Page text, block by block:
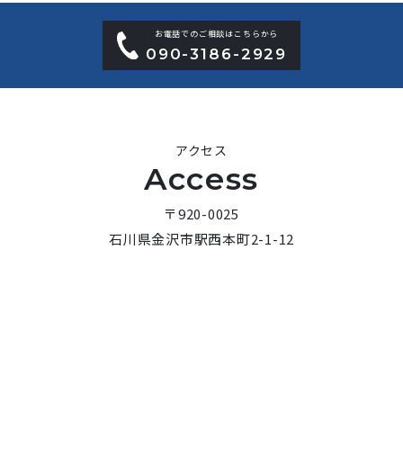
お電話でのご相談はこちらから
090-3186-2929
アクセス
Access
〒920-0025
石川県金沢市駅西本町2-1-12